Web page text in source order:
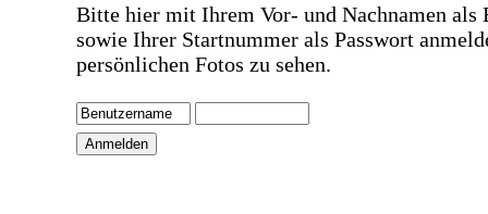
Bitte hier mit Ihrem Vor- und Nachnamen als
sowie Ihrer Startnummer als Passwort
persönlichen Fotos zu sehen.